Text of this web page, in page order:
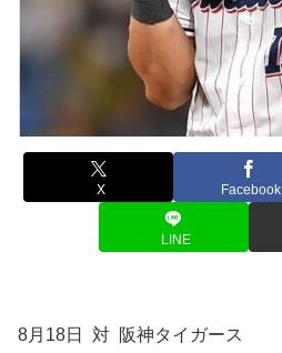
X Facebook
LINE
8月18日 対 阪神タイガース